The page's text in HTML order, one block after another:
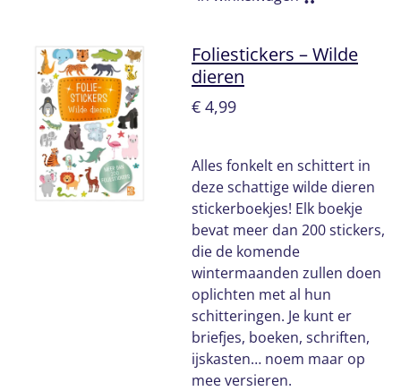
Foliestickers – Wilde
dieren
€ 4,99
Alles fonkelt en schittert in
deze schattige wilde dieren
stickerboekjes! Elk boekje
bevat meer dan 200 stickers,
die de komende
wintermaanden zullen doen
oplichten met al hun
schitteringen. Je kunt er
briefjes, boeken, schriften,
ijskasten… noem maar op
mee versieren.